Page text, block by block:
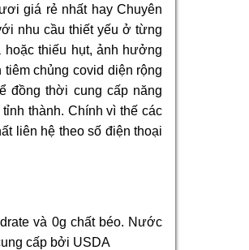
giá rẻ nhất hay Chuyên
nhu cầu thiết yếu ở từng
thiếu hụt, ảnh hưởng
chủng covid diện rộng
đồng thời cung cấp năng
thành. Chính vì thế các
liên hệ theo số điện thoại
và 0g chất béo. Nước
cấp bởi USDA